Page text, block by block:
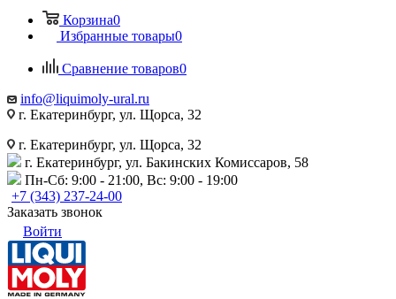
Корзина0
Избранные товары0
Сравнение товаров0
info@liquimoly-ural.ru
г. Екатеринбург, ул. Щорса, 32
г. Екатеринбург, ул. Щорса, 32
г. Екатеринбург, ул. Бакинских Комиссаров, 58
Пн-Сб: 9:00 - 21:00, Вс: 9:00 - 19:00
+7 (343) 237-24-00
Заказать звонок
Войти